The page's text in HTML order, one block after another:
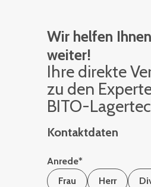
Wir helfen
weiter!
Ihre di­rek­te
zu den
BITO-
Kontaktdaten
Anrede*
Frau
Herr